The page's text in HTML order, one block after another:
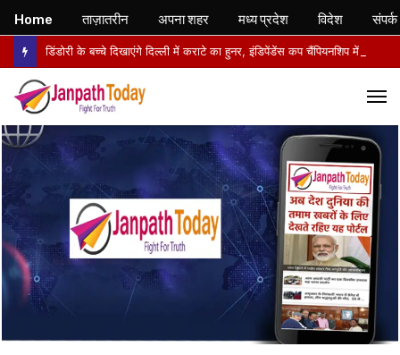
Home ताज़ातरीन अपना शहर मध्य प्रदेश विदेश संपर्क